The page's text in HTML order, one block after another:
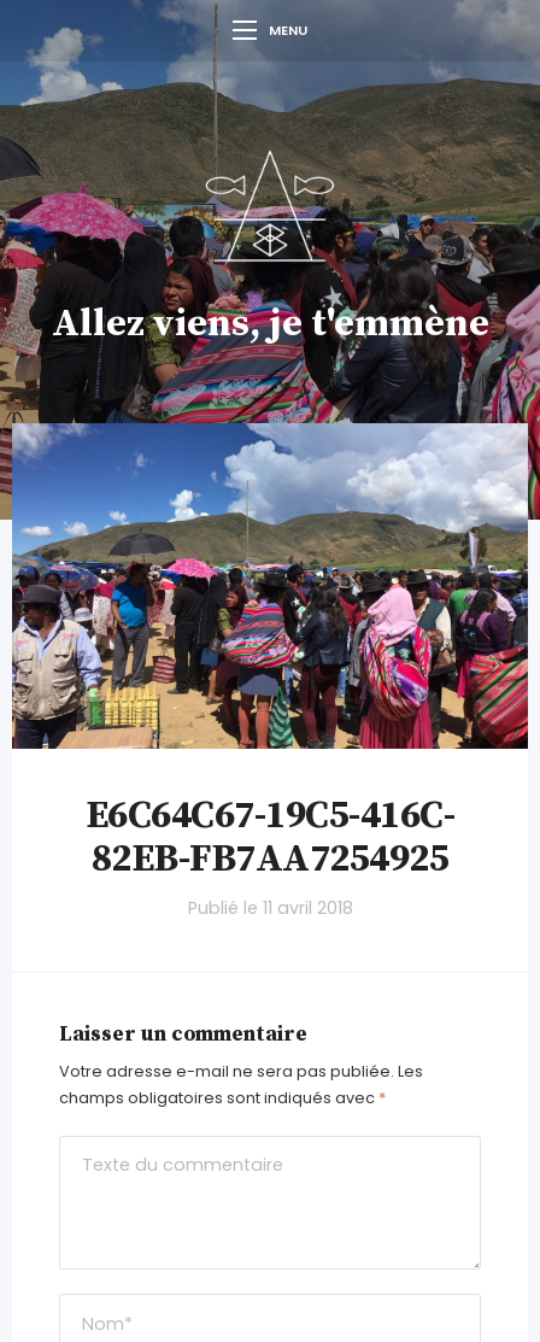
MENU
Allez viens, je t'emmène
E6C64C67-19C5-416C-
82EB-FB7AA7254925
Publié le 11 avril 2018
Laisser un commentaire
Votre adresse e-mail ne sera pas publiée. Les
champs obligatoires sont indiqués avec *